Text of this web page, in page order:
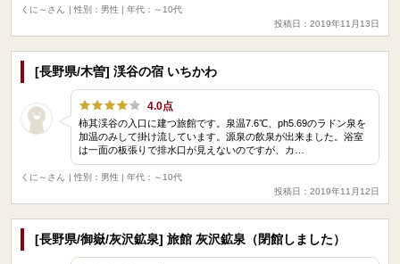
くに～さん
| 性別：男性 | 年代：～10代
投稿日：2019年11月13日
[長野県/木曽] 渓谷の宿 いちかわ
4.0点
柿其渓谷の入口に建つ旅館です。泉温7.6℃、ph5.69のラドン泉を
加温のみして掛け流しています。源泉の飲泉が出来ました。浴室
は一面の板張りで排水口が見えないのですが、カ…
くに～さん
| 性別：男性 | 年代：～10代
投稿日：2019年11月12日
[長野県/御嶽/灰沢鉱泉] 旅館 灰沢鉱泉（閉館しました）